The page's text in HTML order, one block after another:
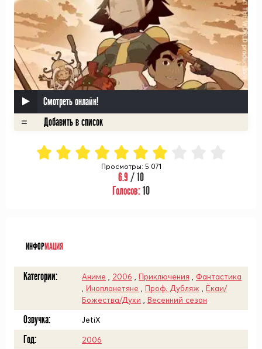
Смотреть онлайн!
Просмотры: 5 071
6.9/ 10
Голосов: 10
ИНФОРМАЦИЯ
Категории: Аниме 2006 Приключения
Фантастика
Инопланетяне Проф. Дубляж
Ёкаи/
Божества/Духи
Весенний сезон
Озвучка: JetiX
Год: 2006